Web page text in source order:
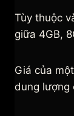
Tùy thuộc
giữa 4GB,
Giá của
dung lượng